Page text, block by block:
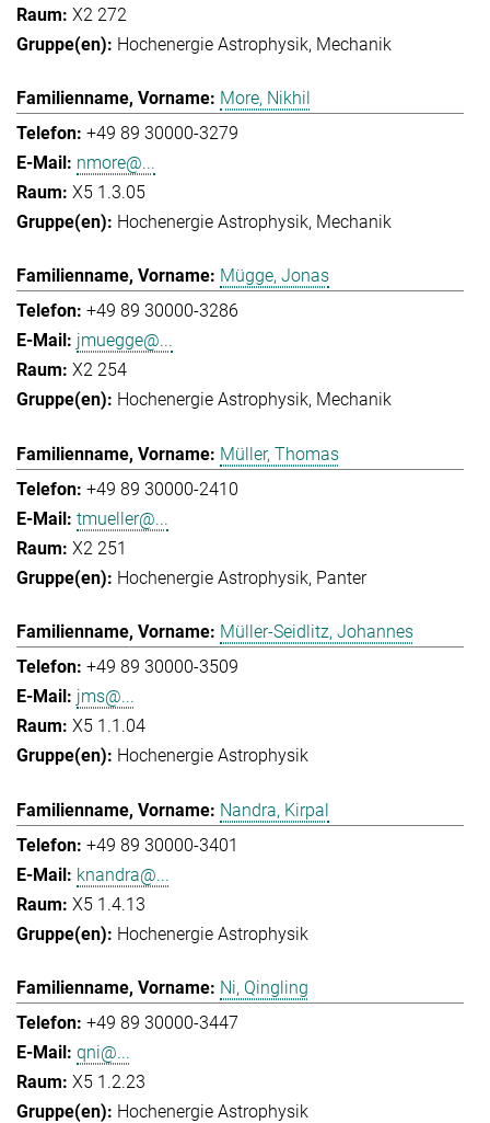
X2 272
Hochenergie Astrophysik Mechanik
More, Nikhil
+49 89 30000-3279
nmore@...
X5 1.3.05
Hochenergie Astrophysik Mechanik
Mügge, Jonas
+49 89 30000-3286
jmuegge@...
X2 254
Hochenergie Astrophysik Mechanik
Müller, Thomas
+49 89 30000-2410
tmueller@...
X2 251
Hochenergie Astrophysik Panter
Müller-Seidlitz, Johannes
+49 89 30000-3509
jms@...
X5 1.1.04
Hochenergie Astrophysik
Nandra, Kirpal
+49 89 30000-3401
knandra@...
X5 1.4.13
Hochenergie Astrophysik
Ni, Qingling
+49 89 30000-3447
qni@...
X5 1.2.23
Hochenergie Astrophysik